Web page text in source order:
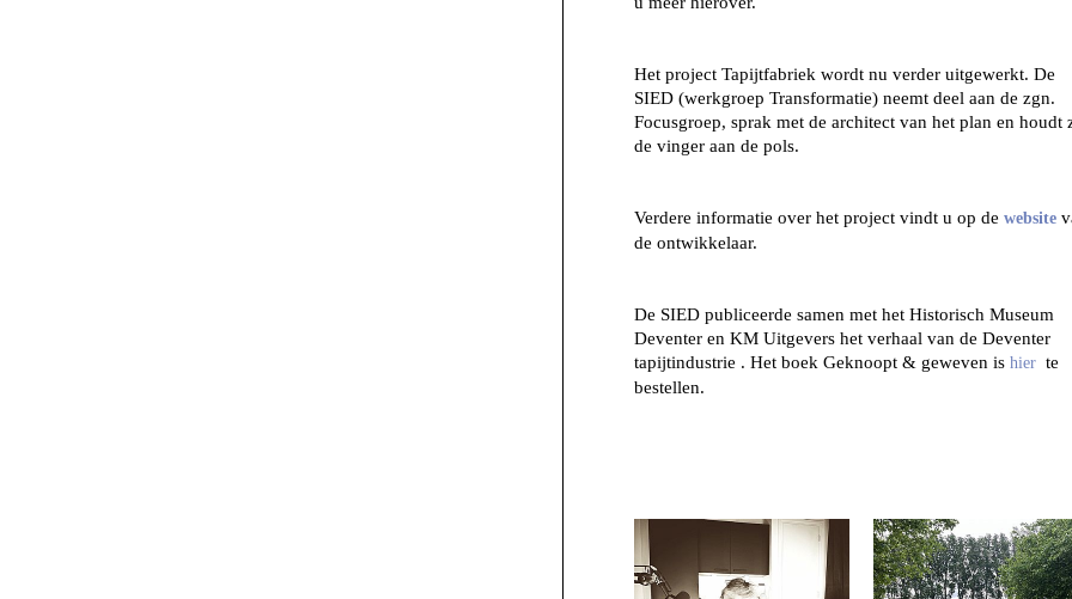
Het project Tapijtfabriek wordt nu verder uitgewerkt. De
SIED (werkgroep Transformatie) neemt deel aan de zgn.
Focusgroep, sprak met de architect van het plan en houdt
de vinger aan de pols.
Verdere informatie over het project vindt u op de website
de ontwikkelaar.
De SIED publiceerde samen met het Historisch Museum
Deventer en KM Uitgevers het verhaal van de Deventer
tapijtindustrie . Het boek Geknoopt & geweven is hier te
bestellen.